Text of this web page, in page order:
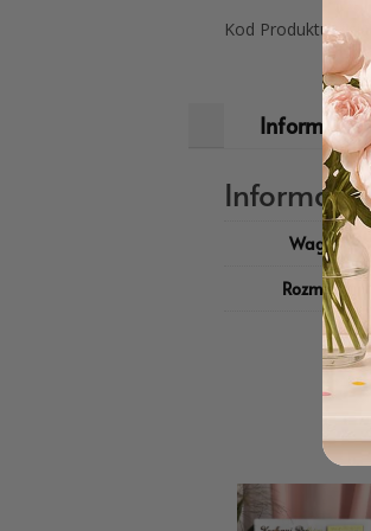
Kod Produktu:
Informacje
Waga
Rozmiar